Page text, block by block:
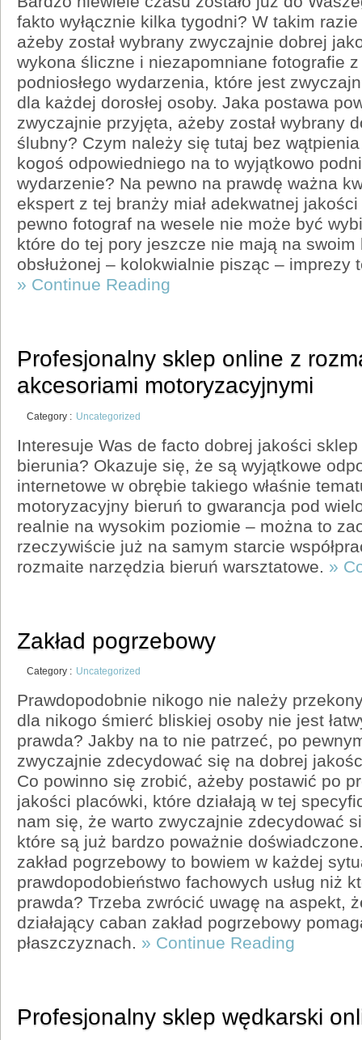
fakto wyłącznie kilka tygodni? W takim
ażeby został wybrany zwyczajnie dobrej
wykona śliczne i niezapomniane fotografie
podniosłego wydarzenia, które jest
dla każdej dorosłej osoby. Jaka postawa
zwyczajnie przyjęta, ażeby został wybrany
ślubny? Czym należy się tutaj bez
kogoś odpowiedniego na to wyjątkowo
wydarzenie? Na pewno na prawdę ważna
ekspert z tej branży miał adekwatnej
pewno fotograf na wesele nie może być
które do tej pory jeszcze nie mają na swoim
obsłużonej – kolokwialnie pisząc – imprezy
» Continue Reading
Profesjonalny sklep online z
akcesoriami motoryzacyjnymi
Category : Uncategorized
Interesuje Was de facto dobrej jakości
bierunia? Okazuje się, że są wyjątkowe
internetowe w obrębie takiego właśnie
motoryzacyjny bieruń to gwarancja pod
realnie na wysokim poziomie – można to
rzeczywiście już na samym starcie
rozmaite narzędzia bieruń warsztatowe. »
Zakład pogrzebowy
Category : Uncategorized
Prawdopodobnie nikogo nie należy
dla nikogo śmierć bliskiej osoby nie jest
prawda? Jakby na to nie patrzeć, po
zwyczajnie zdecydować się na dobrej
Co powinno się zrobić, ażeby postawić po
jakości placówki, które działają w tej
nam się, że warto zwyczajnie zdecydować
które są już bardzo poważnie
zakład pogrzebowy to bowiem w każdej
prawdopodobieństwo fachowych usług niż
prawda? Trzeba zwrócić uwagę na aspekt,
działający caban zakład pogrzebowy
płaszczyznach. » Continue Reading
Profesjonalny sklep wędkarski